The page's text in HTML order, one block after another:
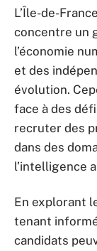
L’Île-de-
concentre un
l’économie
et des
évolution.
face à des
recruter des
dans des
l’intelligence
En explorant
tenant
candidats